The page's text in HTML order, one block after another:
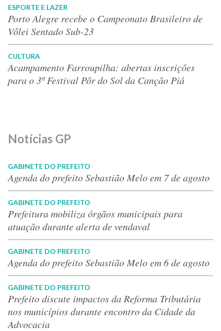
ESPORTE E LAZER
Porto Alegre recebe o Campeonato Brasileiro de
Vôlei Sentado Sub-23
CULTURA
Acampamento Farroupilha: abertas inscrições
para o 3º Festival Pôr do Sol da Canção Piá
Notícias GP
GABINETE DO PREFEITO
Agenda do prefeito Sebastião Melo em 7 de agosto
GABINETE DO PREFEITO
Prefeitura mobiliza órgãos municipais para
atuação durante alerta de vendaval
GABINETE DO PREFEITO
Agenda do prefeito Sebastião Melo em 6 de agosto
GABINETE DO PREFEITO
Prefeito discute impactos da Reforma Tributária
nos municípios durante encontro da Cidade da
Advocacia